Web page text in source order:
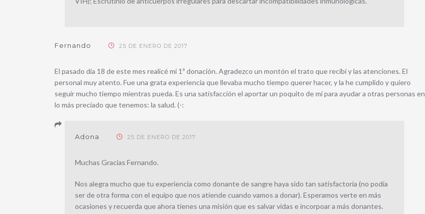
Fernando 25 DE ENERO DE 2017
El pasado día 18 de este mes realicé mi 1ª donación. Agradezco un montón el trato que recibí y las atenciones. El
personal muy atento. Fue una grata experiencia que llevaba mucho tiempo querer hacer, y la he cumplido y quiero
seguir mucho tiempo mientras pueda. Es una satisfacción el aportar un poquito de mí para ayudar a otras personas en
lo más preciado que tenemos: la salud. (-:
Adona 25 DE ENERO DE 2017
Muchas Gracias Fernando.
Nos alegra mucho que tu experiencia como donante de sangre haya sido tan satisfactoria (no podía
ser de otra forma con el equipo que nos atiende cuando vamos a donar). Esperamos verte en más
ocasiones y recuerda que ahora tienes una misión que es salvar vidas e incorpoar a más donantes.